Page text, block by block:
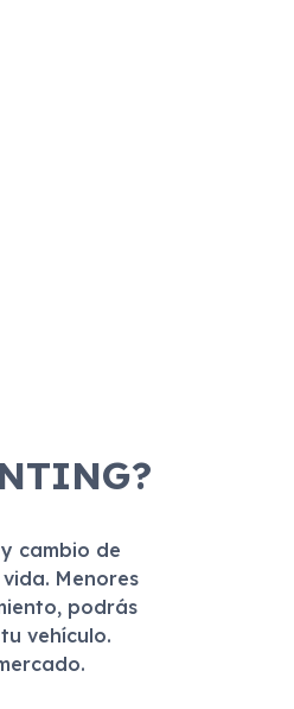
cambio de
Menores
podrás
vehículo.